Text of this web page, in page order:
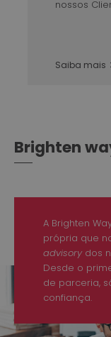
nossos
Saiba mais
Brighten
A Brighten
própria que
advisorydos
Desde o
de parceria,
confiança.